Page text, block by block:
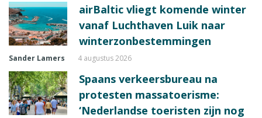
airBaltic vliegt komende winter
vanaf Luchthaven Luik naar
winterzonbestemmingen
Sander Lamers 4 augustus 2026
Spaans verkeersbureau na
protesten massatoerisme:
‘Nederlandse toeristen zijn nog